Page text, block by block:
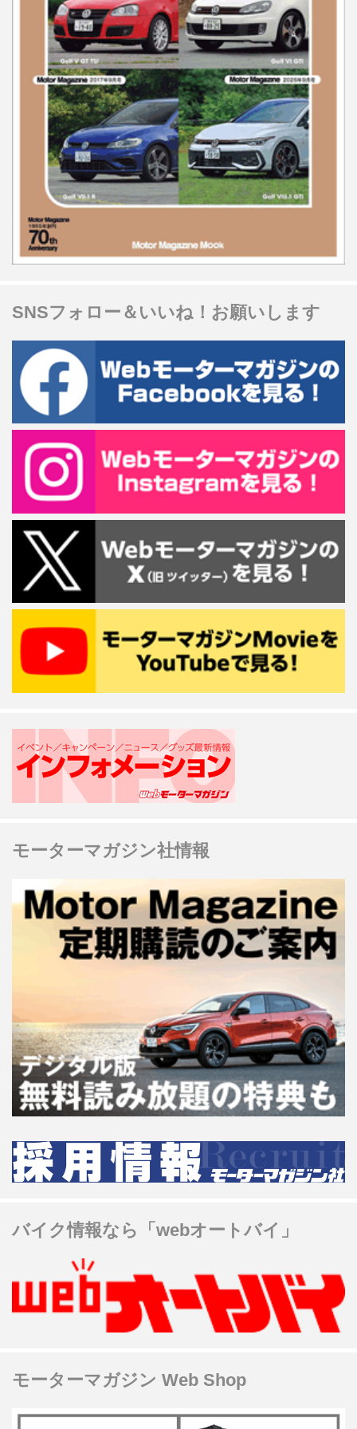
SNSフォロー＆いいね！お願いします
モーターマガジン社情報
バイク情報なら「webオートバイ」
モーターマガジン Web Shop